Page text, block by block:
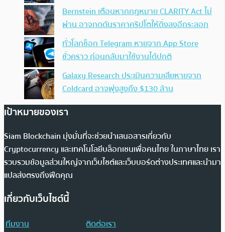
Bernstein เตือนหากกฎหมาย CLARITY Act ไม่
ผ่าน อาจกดดันราคาคริปโตให้ดิ่งลงอีกระลอก
ทั่วโลกช็อก Telegram หายจาก App Store
ชั่วคราว ก่อนกลับมาใช้งานได้ปกติ
Galaxy Research ประเมินความเสียหายจาก
Coldcard อาจพุ่งสูงถึง $130 ล้าน
เป้าหมายของเรา
Siam Blockchain มุ่งมั่นที่จะช่วยนำเสนอสารเกี่ยวกับ
Cryptocurrency และเทคโนโลยีบล็อกเชนเพื่อคนไทย ในภาษาไทย เรา
รวบรวมข้อมูลส่วนใหญ่จากเว็บไซต์และเว็บบอร์ดต่างประเทศและนำมา
แปลส่งตรงถึงฟีดคุณ
เกี่ยวกับเว็บไซต์นี้
ทีมงาน
ติดต่อเรา